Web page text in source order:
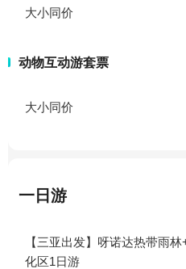
大小同价
动物互动游套票
大小同价
一日游
【三亚出发】呀诺达热带雨
化区1日游